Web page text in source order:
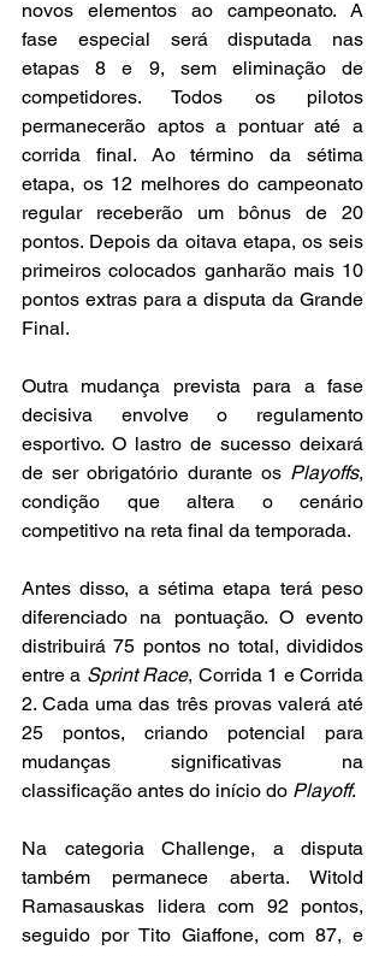
novos elementos ao campeonato. A
fase especial será disputada nas
etapas 8 e 9, sem eliminação de
competidores. Todos os pilotos
permanecerão aptos a pontuar até a
corrida final. Ao término da sétima
etapa, os 12 melhores do campeonato
regular receberão um bônus de 20
pontos. Depois da oitava etapa, os seis
primeiros colocados ganharão mais 10
pontos extras para a disputa da Grande
Final.
Outra mudança prevista para a fase
decisiva envolve o regulamento
esportivo. O lastro de sucesso deixará
de ser obrigatório durante os Playoffs,
condição que altera o cenário
competitivo na reta final da temporada.
Antes disso, a sétima etapa terá peso
diferenciado na pontuação. O evento
distribuirá 75 pontos no total, divididos
entre a Sprint Race, Corrida 1 e Corrida
2. Cada uma das três provas valerá até
25 pontos, criando potencial para
mudanças significativas na
classificação antes do início do Playoff.
Na categoria Challenge, a disputa
também permanece aberta. Witold
Ramasauskas lidera com 92 pontos,
seguido por Tito Giaffone, com 87, e